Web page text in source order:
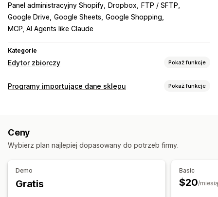
Panel administracyjny Shopify Dropbox
FTP / SFTP
Google Drive Google Sheets Google Shopping
MCP, AI Agents like Claude
Kategorie
Edytor zbiorczy Pokaż funkcje
Edytowalne zasoby
Działania
Import i eksport plików CSV
Synchronizacja danych
Programy importujące dane sklepu Pokaż funkcje
Synchronizacja zamówień
Synchronizacja produktu Zaplanowana synchronizacja
Zaplanowany eksport
Ceny
Wybierz plan najlepiej dopasowany do potrzeb firmy.
Demo
Gratis
Basic
$20/